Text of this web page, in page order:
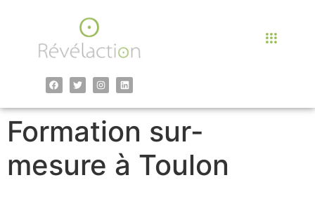
Formation sur-
mesure à Toulon